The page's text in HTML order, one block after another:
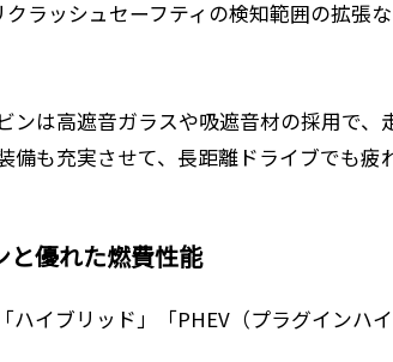
ラッシュセーフティの検知範囲の拡張
ンは高遮音ガラスや吸遮音材の採用で
備も充実させて、長距離ドライブでも疲
と優れた燃費性能
ハイブリッド」「PHEV（プラグインハ